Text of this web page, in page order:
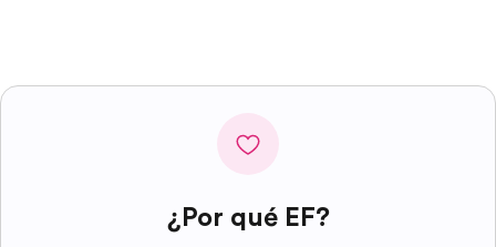
¿Por qué EF?